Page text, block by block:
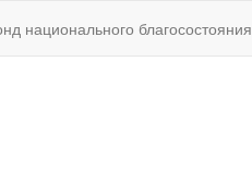
национального благосостояния